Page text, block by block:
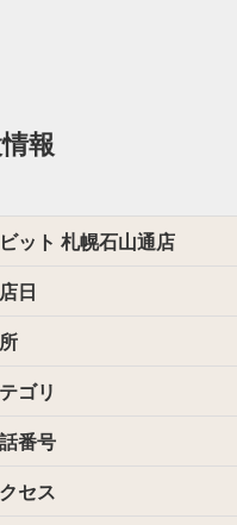
報
ット 札幌石山通店
日
ゴリ
番号
セス